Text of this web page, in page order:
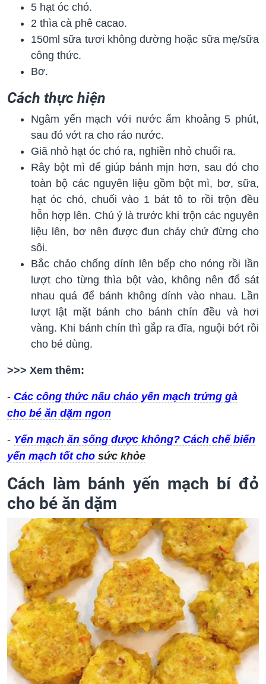
5 hạt óc chó.
2 thìa cà phê cacao.
150ml sữa tươi không đường hoặc sữa mẹ/sữa
công thức.
Bơ.
Cách thực hiện
Ngâm yến mạch với nước ấm khoảng 5 phút,
sau đó vớt ra cho ráo nước.
Giã nhỏ hạt óc chó ra, nghiền nhỏ chuối ra.
Rây bột mì để giúp bánh mịn hơn, sau đó cho
toàn bộ các nguyên liệu gồm bột mì, bơ, sữa,
hạt óc chó, chuối vào 1 bát tô to rồi trộn đều
hỗn hợp lên. Chú ý là trước khi trộn các nguyên
liệu lên, bơ nên được đun chảy chứ đừng cho
sôi.
Bắc chảo chống dính lên bếp cho nóng rồi lần
lượt cho từng thìa bột vào, không nên đổ sát
nhau quá để bánh không dính vào nhau. Lần
lượt lật mặt bánh cho bánh chín đều và hơi
vàng. Khi bánh chín thì gắp ra đĩa, nguội bớt rồi
cho bé dùng.
>>> Xem thêm:
- Các công thức nấu cháo yến mạch trứng gà
cho bé ăn dặm ngon
- Yến mạch ăn sống được không? Cách chế biến
yến mạch tốt cho sức khỏe
Cách làm bánh yến mạch bí đỏ
cho bé ăn dặm